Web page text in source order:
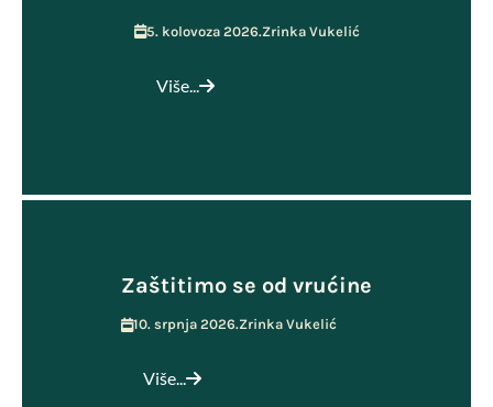
5. kolovoza 2026.Zrinka Vukelić
Više...
Zaštitimo se od vrućine
10. srpnja 2026.Zrinka Vukelić
Više...